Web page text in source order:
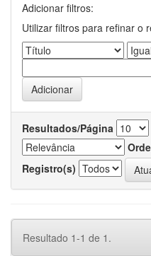
Adicionar filtros:
Utilizar filtros para refinar o
Resultados/Página
Registro(s)
Resultado 1-1 de 1.